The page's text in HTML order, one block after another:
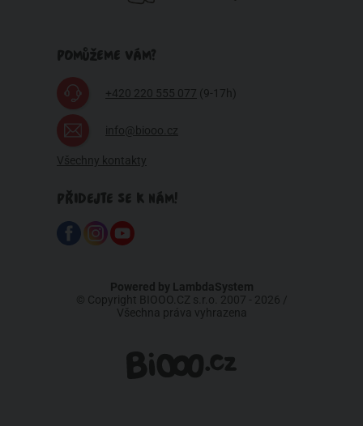
POMŮŽEME VÁM?
+420 220 555 077 (9-17h)
info@biooo.cz
Všechny kontakty
PŘIDEJTE SE K NÁM!
Powered by LambdaSystem
© Copyright BIOOO.CZ s.r.o. 2007 - 2026 /
Všechna práva vyhrazena